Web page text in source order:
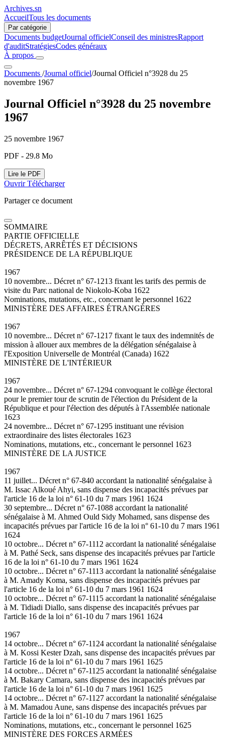
Archives.sn
AccueilTous les documents
Par catégorie
Documents budgetJournal officielConseil des ministresRapport
d'auditStratégiesCodes généraux
À propos
Documents /Journal officiel/Journal Officiel n°3928 du 25
novembre 1967
Journal Officiel n°3928 du 25 novembre
1967
25 novembre 1967
PDF - 29.8 Mo
Lire le PDF
OuvrirTélécharger
Partager ce document
SOMMAIRE
PARTIE OFFICIELLE
DÉCRETS, ARRÊTÉS ET DÉCISIONS
PRÉSIDENCE DE LA RÉPUBLIQUE
1967
10 novembre... Décret n° 67-1213 fixant les tarifs des permis de
visite du Parc national de Niokolo-Koba 1622
Nominations, mutations, etc., concernant le personnel 1622
MINISTÈRE DES AFFAIRES ÉTRANGÈRES
1967
10 novembre... Décret n° 67-1217 fixant le taux des indemnités de
mission à allouer aux membres de la délégation sénégalaise à
l'Exposition Universelle de Montréal (Canada) 1622
MINISTÈRE DE L'INTÉRIEUR
1967
24 novembre... Décret n° 67-1294 convoquant le collège électoral
pour le premier tour de scrutin de l'élection du Président de la
République et pour l'élection des députés à l'Assemblée nationale
1623
24 novembre... Décret n° 67-1295 instituant une révision
extraordinaire des listes électorales 1623
Nominations, mutations, etc., concernant le personnel 1623
MINISTÈRE DE LA JUSTICE
1967
11 juillet... Décret n° 67-840 accordant la nationalité sénégalaise à
M. Issac Alkoué Ahyi, sans dispense des incapacités prévues par
l'article 16 de la loi n° 61-10 du 7 mars 1961 1624
30 septembre... Décret n° 67-1088 accordant la nationalité
sénégalaise à M. Ahmed Ould Sidy Mohamed, sans dispense des
incapacités prévues par l'article 16 de la loi n° 61-10 du 7 mars 1961
1624
10 octobre... Décret n° 67-1112 accordant la nationalité sénégalaise
à M. Pathé Seck, sans dispense des incapacités prévues par l'article
16 de la loi n° 61-10 du 7 mars 1961 1624
10 octobre... Décret n° 67-1113 accordant la nationalité sénégalaise
à M. Amady Koma, sans dispense des incapacités prévues par
l'article 16 de la loi n° 61-10 du 7 mars 1961 1624
10 octobre... Décret n° 67-1115 accordant la nationalité sénégalaise
à M. Tidiadi Diallo, sans dispense des incapacités prévues par
l'article 16 de la loi n° 61-10 du 7 mars 1961 1624
1967
14 octobre... Décret n° 67-1124 accordant la nationalité sénégalaise
à M. Kossi Kester Dzah, sans dispense des incapacités prévues par
l'article 16 de la loi n° 61-10 du 7 mars 1961 1625
14 octobre... Décret n° 67-1125 accordant la nationalité sénégalaise
à M. Bakary Camara, sans dispense des incapacités prévues par
l'article 16 de la loi n° 61-10 du 7 mars 1961 1625
14 octobre... Décret n° 67-1127 accordant la nationalité sénégalaise
à M. Mamadou Aune, sans dispense des incapacités prévues par
l'article 16 de la loi n° 61-10 du 7 mars 1961 1625
Nominations, mutations, etc., concernant le personnel 1625
MINISTÈRE DES FORCES ARMÉES